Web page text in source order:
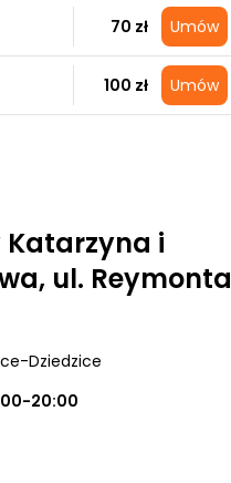
70 zł Umów
100 zł Umów
Katarzyna i
ul. Reymonta
Dziedzice
20:00